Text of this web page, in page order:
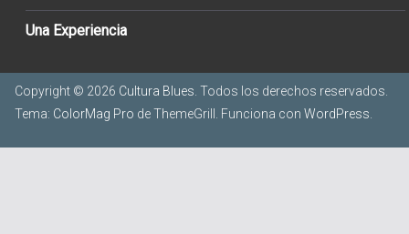
Una Experiencia
Copyright © 2026 Cultura Blues. Todos los derechos reservados.
Tema: ColorMag Pro de ThemeGrill. Funciona con WordPress.